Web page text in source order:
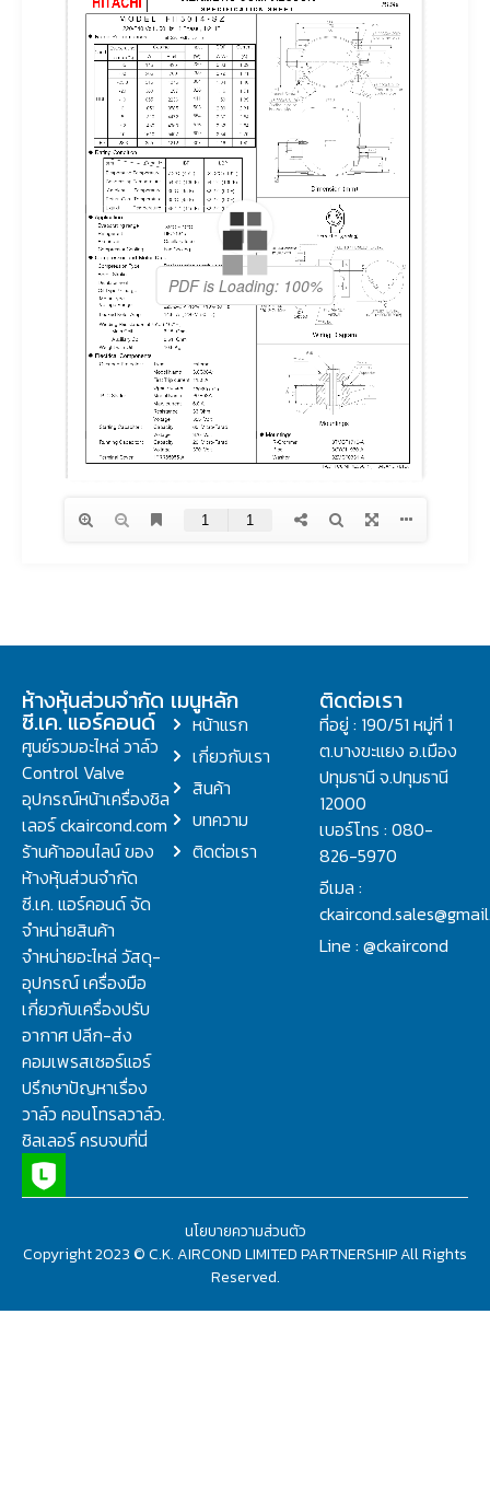
ห้างหุ้นส่วนจำกัด
ซี.เค. แอร์คอนด์
ศูนย์รวมอะไหล่ วาล์ว
Control Valve
อุปกรณ์หน้าเครื่องชิล
เลอร์ ckaircond.com
ร้านค้าออนไลน์ ของ
ห้างหุ้นส่วนจำกัด
ซี.เค. แอร์คอนด์ จัด
จำหน่ายสินค้า
จำหน่ายอะไหล่ วัสดุ-
อุปกรณ์ เครื่องมือ
เกี่ยวกับเครื่องปรับ
อากาศ ปลีก-ส่ง
คอมเพรสเซอร์แอร์
ปรึกษาปัญหาเรื่อง
วาล์ว คอนโทรลวาล์ว.
ชิลเลอร์ ครบจบที่นี่
เมนูหลัก
หน้าแรก
เกี่ยวกับเรา
สินค้า
บทความ
ติดต่อเรา
ติดต่อเรา
ที่อยู่ : 190/51 หมู่ที่ 1
ต.บางขะแยง อ.เมือง
ปทุมธานี จ.ปทุมธานี
12000
เบอร์โทร : 080-
826-5970
อีเมล :
Line : @ckaircond
Copyright 2023 © C.K. AIRCOND LIMITED PARTNERSHIP All Rights
Reserved.
นโยบายความส่วนตัว